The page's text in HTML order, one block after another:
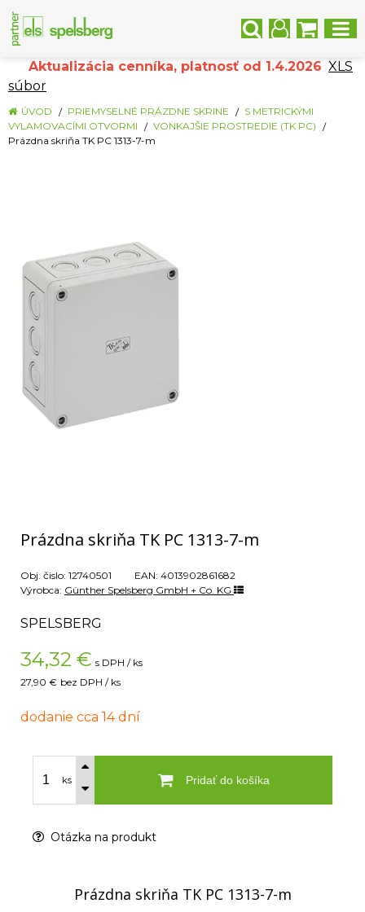
Aktualizácia cenníka, platnosť od 1.4.2026 XLS
súbor
ÚVOD PRIEMYSELNÉ PRÁZDNE SKRINE
S METRICKÝMI
VYLAMOVACÍMI OTVORMI
VONKAJŠIE PROSTREDIE (TK PC)
Prázdna skriňa TK PC 1313-7-m
Prázdna skriňa TK PC 1313-7-m
Obj. čislo: 12740501 EAN: 4013902861682
Výrobca: Günther Spelsberg GmbH + Co. KG
SPELSBERG
34,32 € s DPH / ks
27,90 € bez DPH / ks
dodanie cca 14 dní
ks Pridať do košíka
Otázka na produkt
Prázdna skriňa TK PC 1313-7-m